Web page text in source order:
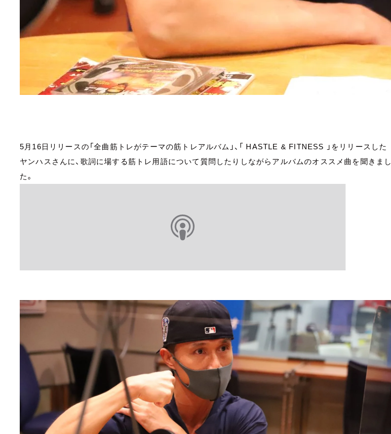
5月16日リリースの「全曲筋トレがテーマの筋トレアルバム」、「 HASTLE & FITNESS 」をリリースした
ヤンハスさんに、歌詞に場する筋トレ用語について質問したりしながらアルバムのオススメ曲を聞きまし
た。